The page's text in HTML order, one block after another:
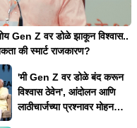
Gen Z वर डोळे झाकून विश्वास..
की स्मार्ट राजकारण?
'मी Gen Z वर डोळे बंद करून
विश्वास ठेवेन', आंदोलन आणि
लाठीचार्जच्या प्रश्नावर मोहन